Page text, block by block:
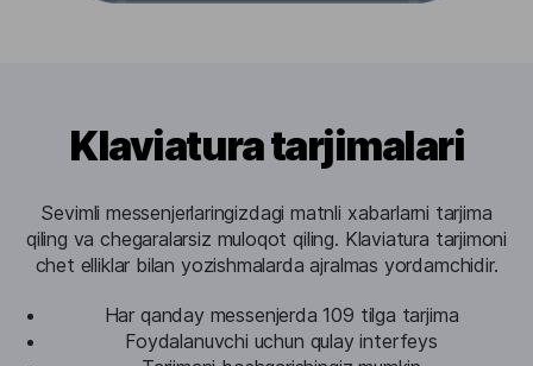
Klaviatura tarjimalari
Sevimli messenjerlaringizdagi matnli xabarlarni tarjima
qiling va chegaralarsiz muloqot qiling. Klaviatura tarjimoni
chet elliklar bilan yozishmalarda ajralmas yordamchidir.
Har qanday messenjerda 109 tilga tarjima
Foydalanuvchi uchun qulay interfeys